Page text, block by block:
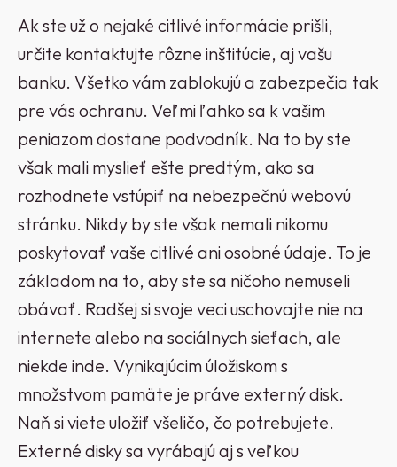
Ak ste už o nejaké citlivé informácie prišli,
určite kontaktujte rôzne inštitúcie, aj vašu
banku. Všetko vám zablokujú a zabezpečia tak
pre vás ochranu. Veľmi ľahko sa k vašim
peniazom dostane podvodník. Na to by ste
však mali myslieť ešte predtým, ako sa
rozhodnete vstúpiť na nebezpečnú webovú
stránku. Nikdy by ste však nemali nikomu
poskytovať vaše citlivé ani osobné údaje. To je
základom na to, aby ste sa ničoho nemuseli
obávať. Radšej si svoje veci uschovajte nie na
internete alebo na sociálnych sieťach, ale
niekde inde. Vynikajúcim úložiskom s
množstvom pamäte je práve externý disk.
Naň si viete uložiť všeličo, čo potrebujete.
Externé disky sa vyrábajú aj s veľkou